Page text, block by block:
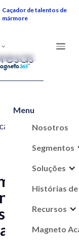
Caçador de talentos de
mármore
Menu
Nosotros
Segmentos
Soluções
Histórias de
Recursos
Magneto